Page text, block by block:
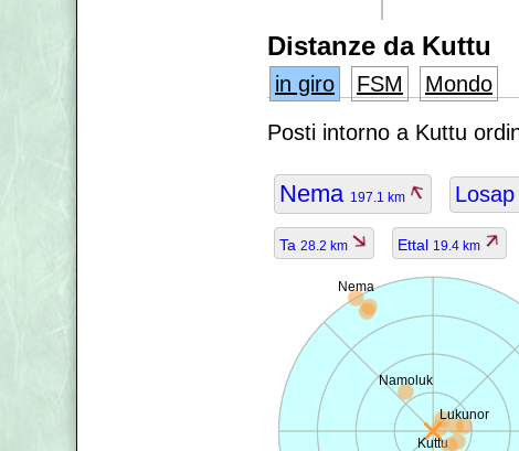
Distanze da Kuttu
in giro FSM
Mondo
Posti intorno a Kuttu
Nema 197.1 km Losap
Ta 28.2 km Ettal 19.4 km
Kuttu
Nema
Namoluk
Lukunor